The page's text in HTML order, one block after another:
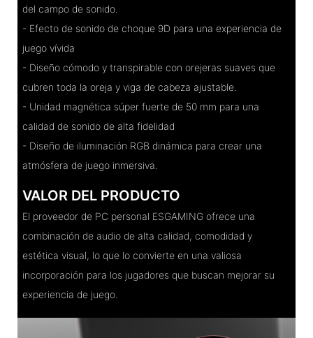
del campo de sonido.
- Efecto de sonido de choque 9D para una experiencia de
juego vívida
- Diseño cómodo y transpirable con orejeras suaves que
cubren toda la oreja y viga de cabeza ajustable.
- Unidad magnética súper fuerte de 50 mm para una
calidad de sonido de alta fidelidad
- Diseño de iluminación RGB dinámica para crear una
atmósfera de juego inmersiva.
VALOR DEL PRODUCTO
El proveedor de PC personal ESGAMING ofrece una
combinación de audio de alta calidad, comodidad y
estética visual, lo que lo convierte en una valiosa
incorporación para los jugadores que buscan mejorar su
experiencia de juego.